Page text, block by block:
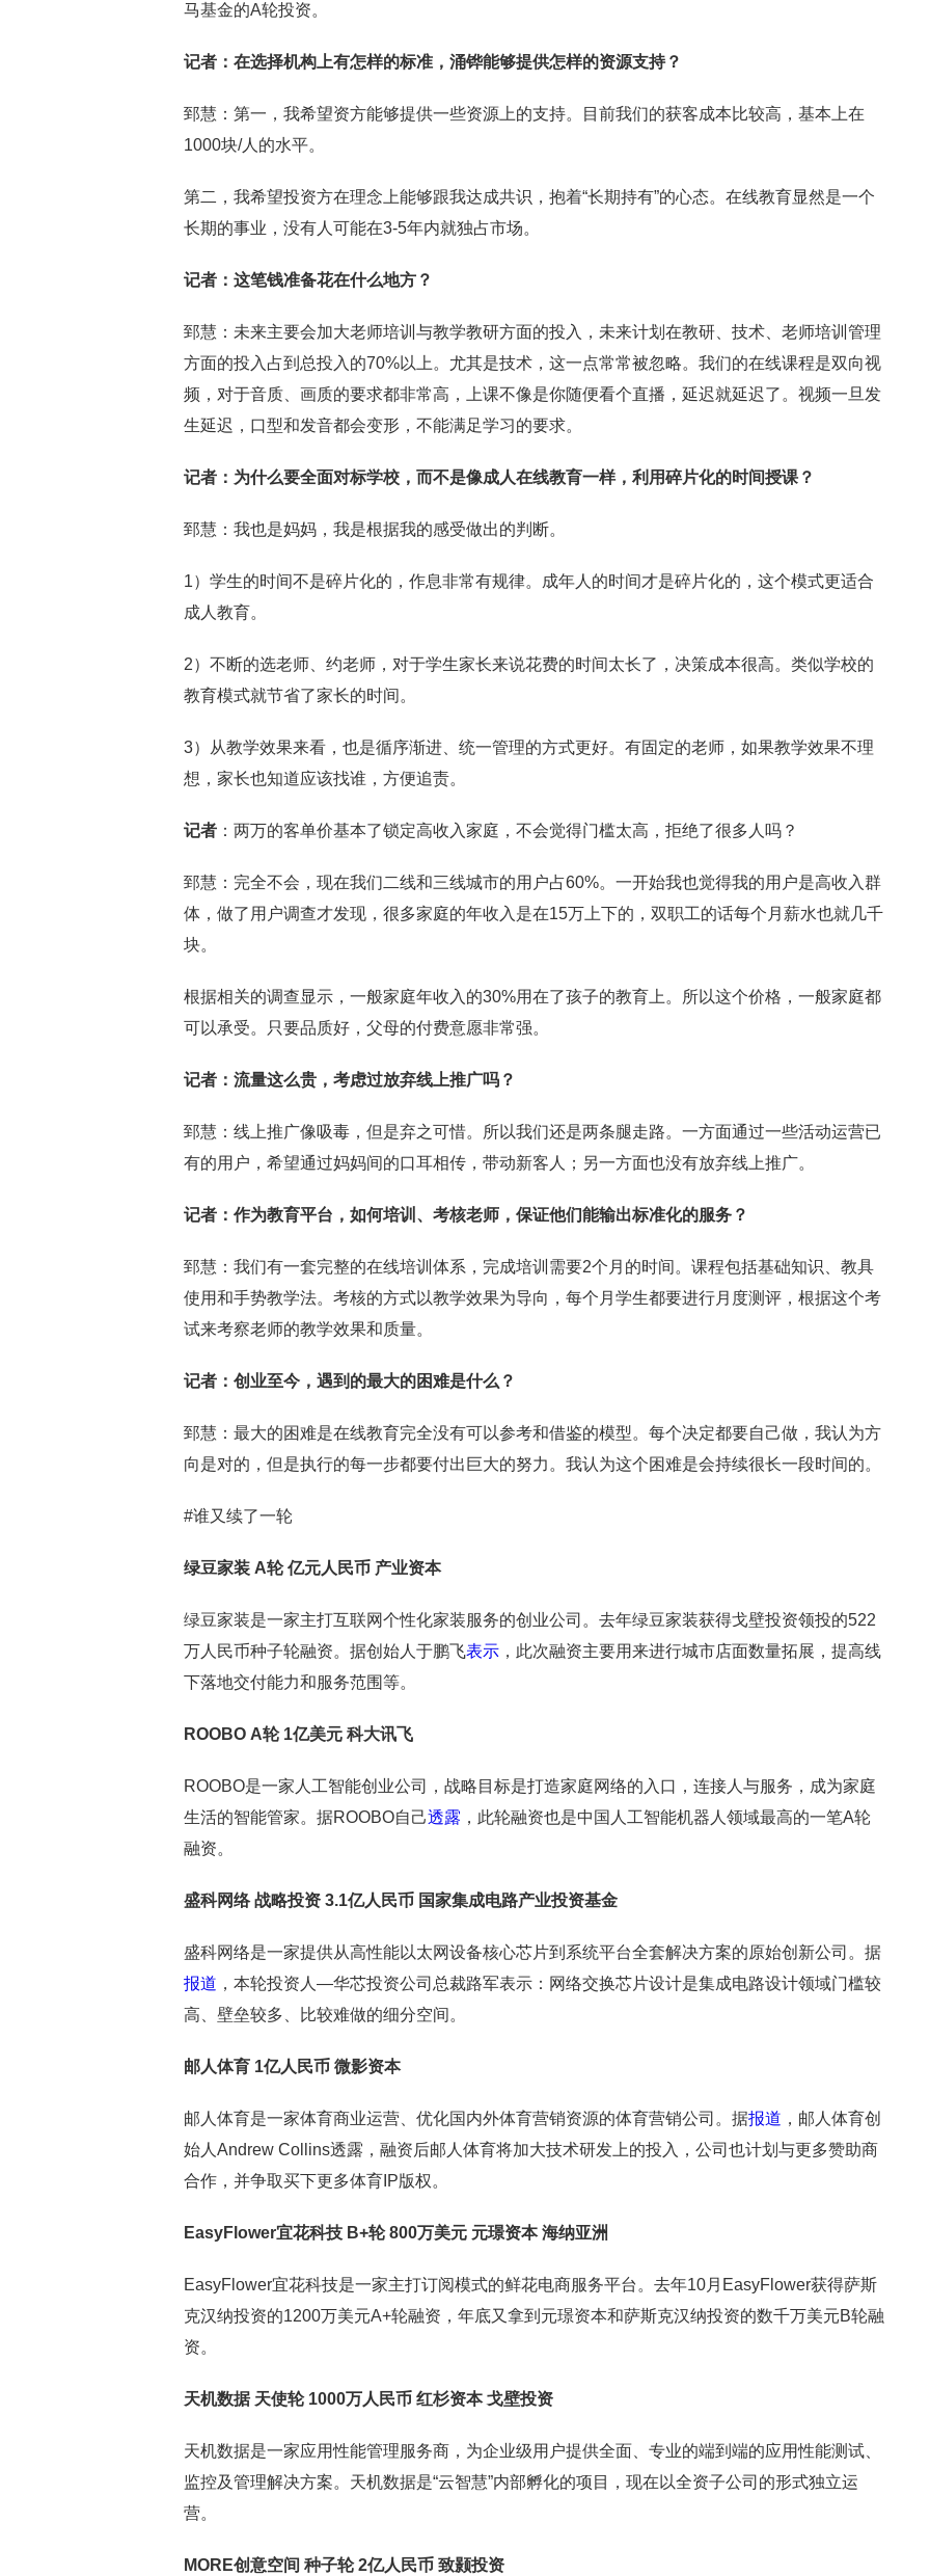
马基金的A轮投资。
记者：在选择机构上有怎样的标准，涌铧能够提供怎样的资源支持？
郅慧：第一，我希望资方能够提供一些资源上的支持。目前我们的获客成本比较高，基本上在
1000块/人的水平。
第二，我希望投资方在理念上能够跟我达成共识，抱着“长期持有”的心态。在线教育显然是一个
长期的事业，没有人可能在3-5年内就独占市场。
记者 ：这笔钱准备花在什么地方？
郅慧：未来主要会加大老师培训与教学教研方面的投入，未来计划在教研、技术、老师培训管理
方面的投入占到总投入的70%以上。尤其是技术，这一点常常被忽略。我们的在线课程是双向视
频，对于音质、画质的要求都非常高，上课不像是你随便看个直播，延迟就延迟了。视频一旦发
生延迟，口型和发音都会变形，不能满足学习的要求。
记者 ：为什么要全面对标学校，而不是像成人在线教育一样，利用碎片化的时间授课？
郅慧：我也是妈妈，我是根据我的感受做出的判断。
1）学生的时间不是碎片化的，作息非常有规律。成年人的时间才是碎片化的，这个模式更适合
成人教育。
2）不断的选老师、约老师，对于学生家长来说花费的时间太长了，决策成本很高。类似学校的
教育模式就节省了家长的时间。
3）从教学效果来看，也是循序渐进、统一管理的方式更好。有固定的老师，如果教学效果不理
想，家长也知道应该找谁，方便追责。
记者 ：两万的客单价基本了锁定高收入家庭，不会觉得门槛太高，拒绝了很多人吗？
郅慧：完全不会，现在我们二线和三线城市的用户占60%。一开始我也觉得我的用户是高收入群
体，做了用户调查才发现，很多家庭的年收入是在15万上下的，双职工的话每个月薪水也就几千
块。
根据相关的调查显示，一般家庭年收入的30%用在了孩子的教育上。所以这个价格，一般家庭都
可以承受。只要品质好，父母的付费意愿非常强。
记者 ：流量这么贵，考虑过放弃线上推广吗？
郅慧：线上推广像吸毒，但是弃之可惜。所以我们还是两条腿走路。一方面通过一些活动运营已
有的用户，希望通过妈妈间的口耳相传，带动新客人；另一方面也没有放弃线上推广。
记者 ：作为教育平台，如何培训、考核老师，保证他们能输出标准化的服务？
郅慧：我们有一套完整的在线培训体系，完成培训需要2个月的时间。课程包括基础知识、教具
使用和手势教学法。考核的方式以教学效果为导向，每个月学生都要进行月度测评，根据这个考
试来考察老师的教学效果和质量。
记者 ：创业至今，遇到的最大的困难是什么？
郅慧：最大的困难是在线教育完全没有可以参考和借鉴的模型。每个决定都要自己做，我认为方
向是对的，但是执行的每一步都要付出巨大的努力。我认为这个困难是会持续很长一段时间的。
#谁又续了一轮
绿豆家装 A轮 亿元人民币 产业资本
绿豆家装是一家主打互联网个性化家装服务的创业公司。去年绿豆家装获得戈壁投资领投的522
万人民币种子轮融资。据创始人于鹏飞表示 ，此次融资主要用来进行城市店面数量拓展，提高线
下落地交付能力和服务范围等。
ROOBO A轮 1亿美元 科大讯飞
ROOBO是一家人工智能创业公司，战略目标是打造家庭网络的入口，连接人与服务，成为家庭
生活的智能管家。据ROOBO自己透露 ，此轮融资也是中国人工智能机器人领域最高的一笔A轮
融资。
盛科网络 战略投资 3.1亿人民币 国家集成电路产业投资基金
盛科网络是一家提供从高性能以太网设备核心芯片到系统平台全套解决方案的原始创新公司。据
报道 ，本轮投资人—华芯投资公司总裁路军表示：网络交换芯片设计是集成电路设计领域门槛较
高、壁垒较多、比较难做的细分空间。
邮人体育 1亿人民币 微影资本
邮人体育是一家体育商业运营、优化国内外体育营销资源的体育营销公司。据报道 ，邮人体育创
始人Andrew Collins透露，融资后邮人体育将加大技术研发上的投入，公司也计划与更多赞助商
合作，并争取买下更多体育IP版权。
EasyFlower宜花科技 B+轮 800万美元 元璟资本 海纳亚洲
EasyFlower宜花科技是一家主打订阅模式的鲜花电商服务平台。去年10月EasyFlower获得萨斯
克汉纳投资的1200万美元A+轮融资，年底又拿到元璟资本和萨斯克汉纳投资的数千万美元B轮融
资。
天机数据 天使轮 1000万人民币 红杉资本 戈壁投资
天机数据是一家应用性能管理服务商，为企业级用户提供全面、专业的端到端的应用性能测试、
监控及管理解决方案。天机数据是“云智慧”内部孵化的项目，现在以全资子公司的形式独立运
营。
MORE创意空间 种子轮 2亿人民币 致颢投资